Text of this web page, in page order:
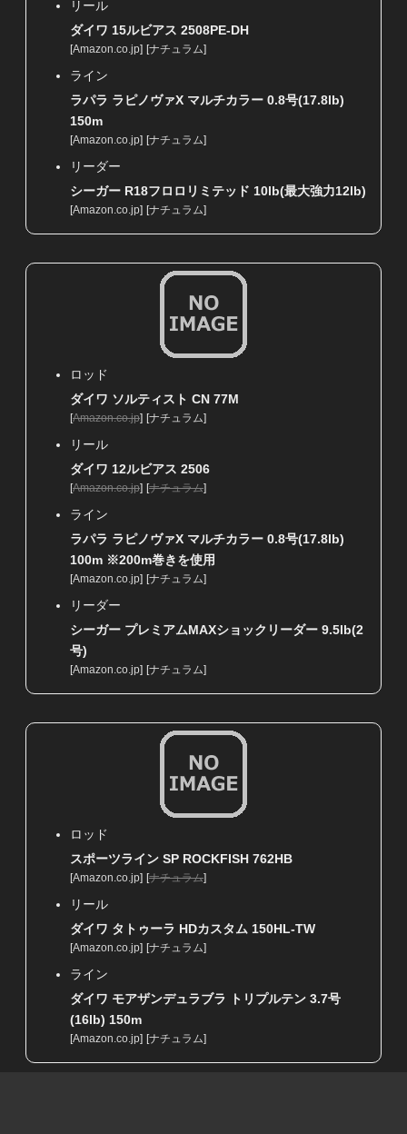
リール
ダイワ 15ルビアス 2508PE-DH
[Amazon.co.jp] [ナチュラム]
ライン
ラパラ ラピノヴァX マルチカラー 0.8号(17.8lb)
150m
[Amazon.co.jp] [ナチュラム]
リーダー
シーガー R18フロロリミテッド 10lb(最大強力12lb)
[Amazon.co.jp] [ナチュラム]
ロッド
ダイワ ソルティスト CN 77M
[Amazon.co.jp] [ナチュラム]
リール
ダイワ 12ルビアス 2506
[Amazon.co.jp] [ナチュラム]
ライン
ラパラ ラピノヴァX マルチカラー 0.8号(17.8lb)
100m ※200m巻きを使用
[Amazon.co.jp] [ナチュラム]
リーダー
シーガー プレミアムMAXショックリーダー 9.5lb(2
号)
[Amazon.co.jp] [ナチュラム]
ロッド
スポーツライン SP ROCKFISH 762HB
[Amazon.co.jp] [ナチュラム]
リール
ダイワ タトゥーラ HDカスタム 150HL-TW
[Amazon.co.jp] [ナチュラム]
ライン
ダイワ モアザンデュラブラ トリプルテン 3.7号
(16lb) 150m
[Amazon.co.jp] [ナチュラム]